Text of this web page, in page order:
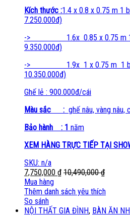
Kích thước :1.4 x 0.8 x 0.75 m 1
7.250.000đ)
-> 1.6x 0.85 x 0.75 m 1
9.350.000đ)
-> 1.9x 1 x 0.75 m 1 bàn
10.350.000đ)
Ghế lẻ : 900.000đ/cái
Màu sắc : ghế nâu, vàng nâu,
Bảo hành : 1 năm
XEM HÀNG TRỰC TIẾP TẠI
SKU: n/a
7,750,000 ₫ 10,490,000₫
Mua hàng
Thêm danh sách yêu thích
So sánh
NỘI THẤT GIA ĐÌNH, BÀN ĂN